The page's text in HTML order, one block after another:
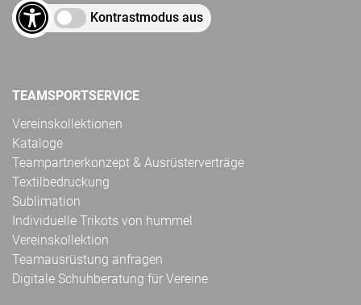
Kontrastmodus aus
TEAMSPORTSERVICE
Vereinskollektionen
Kataloge
Teampartnerkonzept & Ausrüsterverträge
Textilbedruckung
Sublimation
Individuelle Trikots von hummel
Vereinskollektion
Teamausrüstung anfragen
Digitale Schuhberatung für Vereine